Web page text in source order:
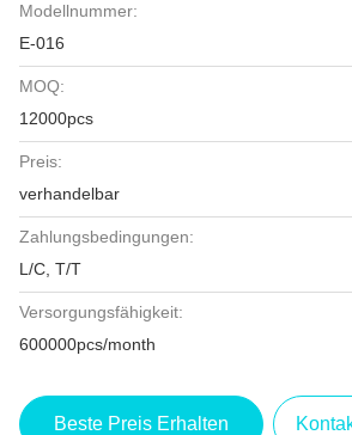
Modellnummer:
E-016
MOQ:
12000pcs
Preis:
verhandelbar
Zahlungsbedingungen:
L/C, T/T
Versorgungsfähigkeit:
600000pcs/month
Beste Preis Erhalten